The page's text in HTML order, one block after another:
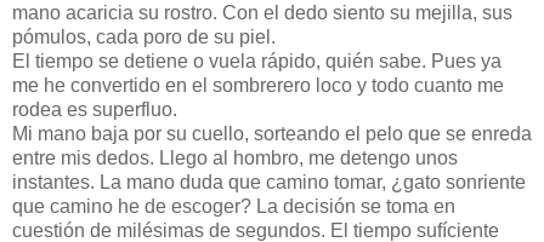
mano acaricia su rostro. Con el dedo siento su mejilla, sus
pómulos, cada poro de su piel.
El tiempo se detiene o vuela rápido, quién sabe. Pues ya
me he convertido en el sombrerero loco y todo cuanto me
rodea es superfluo.
Mi mano baja por su cuello, sorteando el pelo que se enreda
entre mis dedos. Llego al hombro, me detengo unos
instantes. La mano duda que camino tomar, ¿gato sonriente
que camino he de escoger? La decisión se toma en
cuestión de milésimas de segundos. El tiempo sufíciente